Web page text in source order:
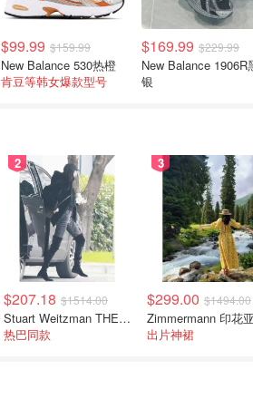
$99.99 $159.99
New Balance 530热橙
肯豆等韩女爆款型号
$169.99 $229.99
New Balance 1906R
银
2
$207.18 $1514.00
Stuart Weitzman THE OUTNET 麂皮过膝靴 黑色
热巴同款
3
$299.00 $1494.00
出片神裙